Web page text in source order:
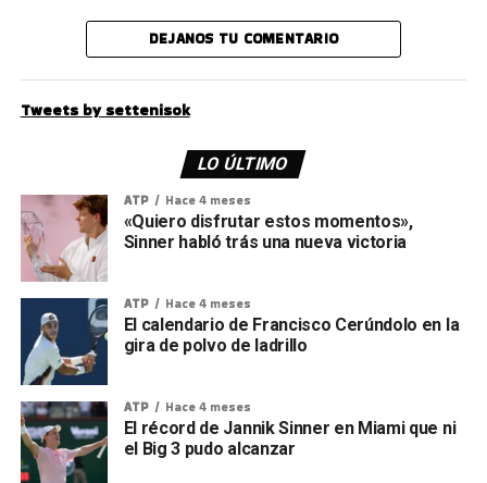
DEJANOS TU COMENTARIO
Tweets by settenisok
LO ÚLTIMO
ATP Hace 4 meses
«Quiero disfrutar estos momentos»,
Sinner habló trás una nueva victoria
ATP Hace 4 meses
El calendario de Francisco Cerúndolo en la
gira de polvo de ladrillo
ATP Hace 4 meses
El récord de Jannik Sinner en Miami que ni
el Big 3 pudo alcanzar